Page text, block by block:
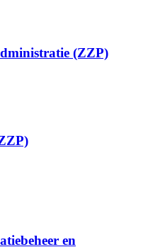
(ZZP)
en